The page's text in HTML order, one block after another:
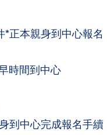
正本親身到中心報
時間到中心
到中心完成報名手